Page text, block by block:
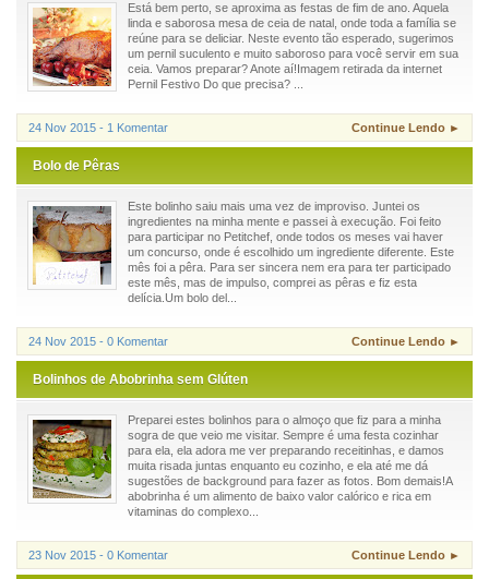
Está bem perto, se aproxima as festas de fim de ano. Aquela
linda e saborosa mesa de ceia de natal, onde toda a família se
reúne para se deliciar. Neste evento tão esperado, sugerimos
um pernil suculento e muito saboroso para você servir em sua
ceia. Vamos preparar? Anote aí!Imagem retirada da internet
Pernil Festivo Do que precisa? ...
24 Nov 2015 - 1 Komentar Continue Lendo ►
Bolo de Pêras
Este bolinho saiu mais uma vez de improviso. Juntei os
ingredientes na minha mente e passei à execução. Foi feito
para participar no Petitchef, onde todos os meses vai haver
um concurso, onde é escolhido um ingrediente diferente. Este
mês foi a pêra. Para ser sincera nem era para ter participado
este mês, mas de impulso, comprei as pêras e fiz esta
delícia.Um bolo del...
24 Nov 2015 - 0 Komentar Continue Lendo ►
Bolinhos de Abobrinha sem Glúten
Preparei estes bolinhos para o almoço que fiz para a minha
sogra de que veio me visitar. Sempre é uma festa cozinhar
para ela, ela adora me ver preparando receitinhas, e damos
muita risada juntas enquanto eu cozinho, e ela até me dá
sugestões de background para fazer as fotos. Bom demais!A
abobrinha é um alimento de baixo valor calórico e rica em
vitaminas do complexo...
23 Nov 2015 - 0 Komentar Continue Lendo ►